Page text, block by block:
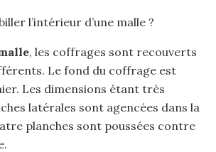
l’intérieur d’une malle ?
, les coffrages sont recouverts
Le fond du coffrage est
Les dimensions étant très
latérales sont agencées dans la
planches sont poussées contre